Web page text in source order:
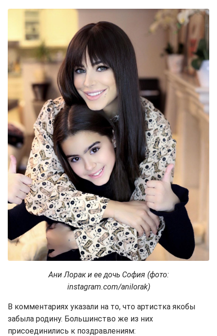
Ани Лорак и ее дочь София (фото:
instagram.com/anilorak)
В комментариях указали на то, что артистка якобы
забыла родину. Большинство же из них
присоединились к поздравлениям: